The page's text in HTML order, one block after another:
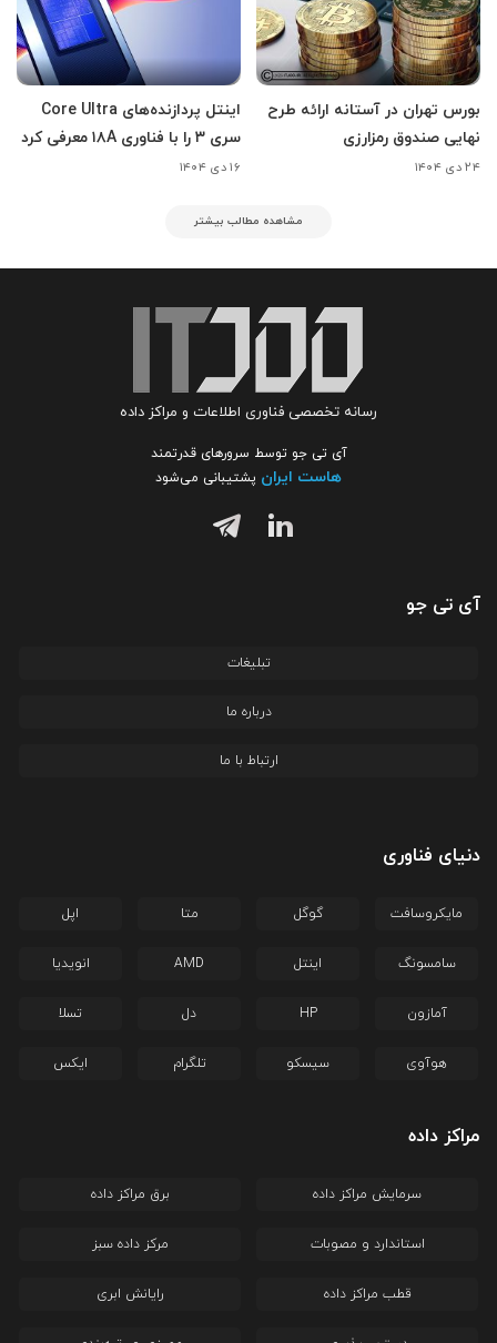
بورس تهران در آستانه ارائه طرح
نهایی صندوق رمزارزی
۲۴ دی ۱۴۰۴
اینتل پردازنده‌های Core Ultra
سری ۳ را با فناوری ۱۸A معرفی کرد
۱۶ دی ۱۴۰۴
مشاهده مطالب بیشتر
رسانه تخصصی فناوری اطلاعات و مراکز داده
آی تی جو توسط سرورهای قدرتمند
هاست ایران پشتیبانی می‌شود
آی تی جو
تبلیغات
درباره ما
ارتباط با ما
دنیای فناوری
مایکروسافت گوگل متا اپل
سامسونگ اینتل AMD انویدیا
آمازون HP دل تسلا
هوآوی سیسکو تلگرام ایکس
مراکز داده
سرمایش مراکز داده برق مراکز داده
استاندارد و مصوبات مرکز داده سبز
قطب مراکز داده رایانش ابری